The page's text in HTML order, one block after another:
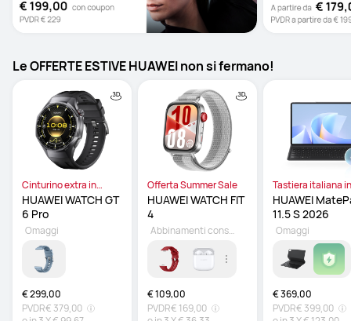
Le OFFERTE ESTIVE HUAWEI non si fermano!
Cinturino extra in
omaggio
HUAWEI WATCH GT
€ 299,00
PVDR€ 379,00
Omaggi
Offerta Summer Sale
HUAWEI WATCH FIT
€ 109,00
PVDR€ 169,00
Abbinamenti consigliati
Tastiera italiana in
omaggio
HUAWEI
€ 369,00
PVDR€ 399,00
Omaggi